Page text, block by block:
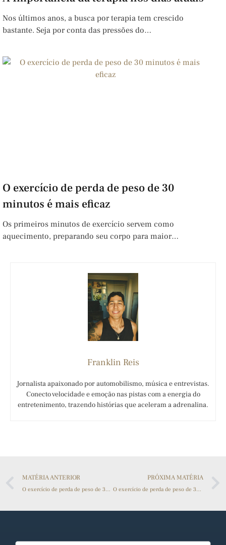
Nos últimos anos, a busca por terapia tem crescido
bastante. Seja por conta das pressões do…
O exercício de perda de peso de 30
minutos é mais eficaz
Os primeiros minutos de exercício servem como
aquecimento, preparando seu corpo para maior…
Franklin Reis
Jornalista apaixonado por automobilismo, música e entrevistas.
Conecto velocidade e emoção nas pistas com a energia do
entretenimento, trazendo histórias que aceleram a adrenalina.
MATÉRIA ANTERIOR
O exercício de perda de peso de 30 minutos é mais eficaz
PRÓXIMA MATÉRIA
O exercício de perda de peso de 30 minutos é mais eficaz